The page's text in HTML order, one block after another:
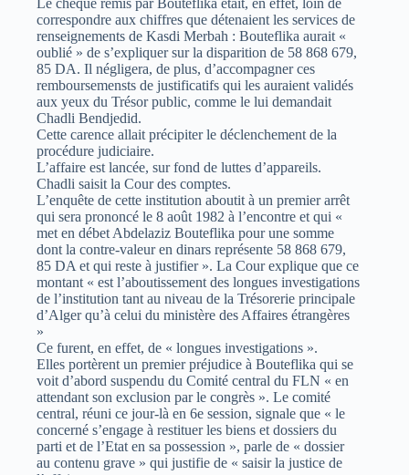
Le chèque remis par Bouteflika était, en effet, loin de
correspondre aux chiffres que détenaient les services de
renseignements de Kasdi Merbah : Bouteflika aurait «
oublié » de s’expliquer sur la disparition de 58 868 679,
85 DA. Il négligera, de plus, d’accompagner ces
remboursemensts de justificatifs qui les auraient validés
aux yeux du Trésor public, comme le lui demandait
Chadli Bendjedid.
Cette carence allait précipiter le déclenchement de la
procédure judiciaire.
L’affaire est lancée, sur fond de luttes d’appareils.
Chadli saisit la Cour des comptes.
L’enquête de cette institution aboutit à un premier arrêt
qui sera prononcé le 8 août 1982 à l’encontre et qui «
met en débet Abdelaziz Bouteflika pour une somme
dont la contre-valeur en dinars représente 58 868 679,
85 DA et qui reste à justifier ». La Cour explique que ce
montant « est l’aboutissement des longues investigations
de l’institution tant au niveau de la Trésorerie principale
d’Alger qu’à celui du ministère des Affaires étrangères
»
Ce furent, en effet, de « longues investigations ».
Elles portèrent un premier préjudice à Bouteflika qui se
voit d’abord suspendu du Comité central du FLN « en
attendant son exclusion par le congrès ». Le comité
central, réuni ce jour-là en 6e session, signale que « le
concerné s’engage à restituer les biens et dossiers du
parti et de l’Etat en sa possession », parle de « dossier
au contenu grave » qui justifie de « saisir la justice de